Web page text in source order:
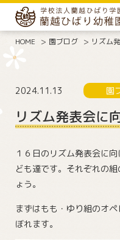
HOME 園ブログ リズム
2024.11.13 園
リズム発表会に
１６日のリズム発表会に
ども達です。それぞれの
ょう。
まずはもも・ゆり組のオ
ぼれます。